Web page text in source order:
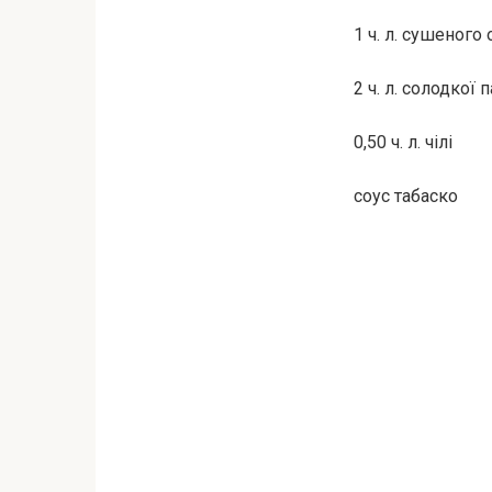
1 ч. л. сушеного
2 ч. л. солодкої
0,50 ч. л. чілі
соус табаско